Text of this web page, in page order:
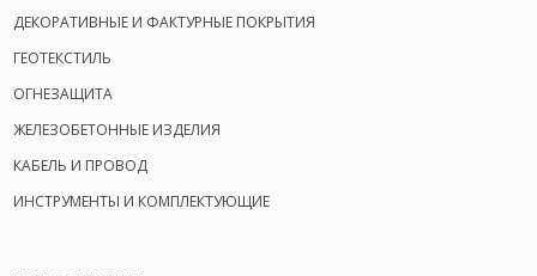
ДЕКОРАТИВНЫЕ И ФАКТУРНЫЕ ПОКРЫТИЯ
ГЕОТЕКСТИЛЬ
ОГНЕЗАЩИТА
ЖЕЛЕЗОБЕТОННЫЕ ИЗДЕЛИЯ
КАБЕЛЬ И ПРОВОД
ИНСТРУМЕНТЫ И КОМПЛЕКТУЮЩИЕ